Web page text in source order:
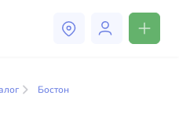
вы найдете широкий
Бостон